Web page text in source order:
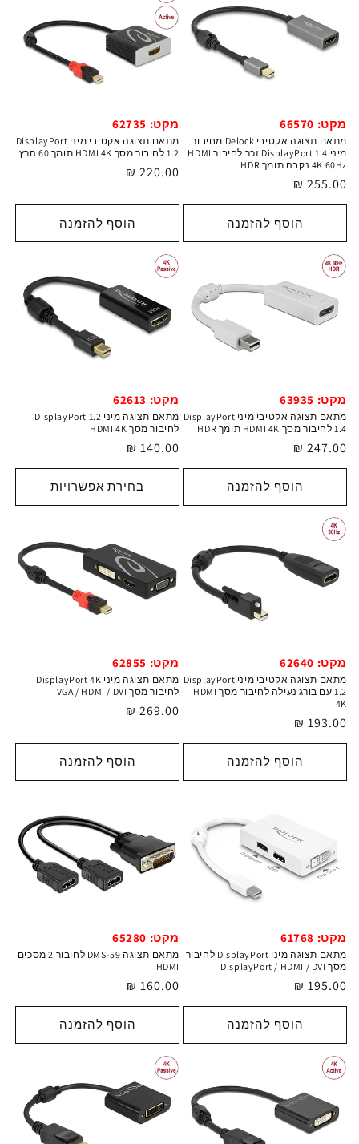
מקט: 66570
מתאם תצוגה אקטיבי Delock מחיבור
מיני DisplayPort 1.4 זכר לחיבור HDMI
4K 60Hz נקבה תומך HDR
מחיר
רגיל
255.00 ₪
הוסף להזמנה
מקט: 62735
מתאם תצוגה אקטיבי מיני DisplayPort
1.2 לחיבור מסך HDMI 4K תומך 60 הרץ
מחיר
220.00 ₪
הוסף להזמנה
מקט: 63935
מתאם תצוגה אקטיבי מיני DisplayPort
1.4 לחיבור מסך HDMI 4K תומך HDR
מחיר
רגיל
247.00 ₪
הוסף להזמנה
מקט: 62613
מתאם תצוגה מיני DisplayPort 1.2
לחיבור מסך HDMI 4K
מחיר
רגיל
140.00 ₪
בחירת אפשרויות
מקט: 62640
מתאם תצוגה אקטיבי מיני DisplayPort
1.2 עם בורג נעילה לחיבור מסך HDMI
4K
מחיר
רגיל
193.00 ₪
הוסף להזמנה
מקט: 62855
מתאם תצוגה מיני DisplayPort 4K
לחיבור מסך VGA / HDMI / DVI
מחיר
269.00 ₪
הוסף להזמנה
מקט: 61768
מתאם תצוגה מיני DisplayPort לחיבור
מסך DisplayPort / HDMI / DVI
מחיר
רגיל
195.00 ₪
הוסף להזמנה
מקט: 65280
מתאם תצוגה DMS-59 לחיבור 2 מסכים
HDMI
מחיר
רגיל
160.00 ₪
הוסף להזמנה